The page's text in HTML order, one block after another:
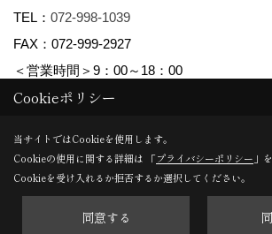
TEL： 072-998-1039
FAX：072-999-2927
＜営業時間＞9：00～18：00
Copyright (c) maman yao株式会社関本工務店. All
Produced byゴデスクリエイト
Cookieポリシー
当サイトではCookieを使用します。
Cookieの使用に関する詳細は 「プライバシーポリシー 」
Cookieを受け入れるか拒否するか選択してください。
同意する